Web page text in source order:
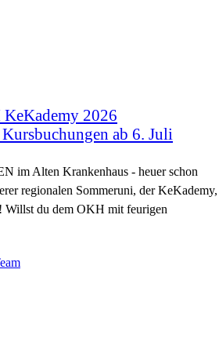
2026
ab 6. Juli
im Alten Krankenhaus - heuer schon
regionalen Sommeruni, der KeKademy,
Willst du dem OKH mit feurigen